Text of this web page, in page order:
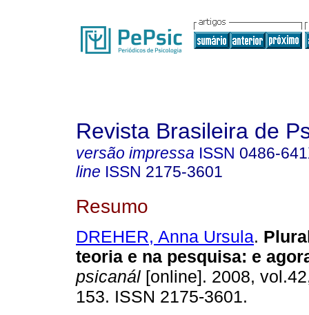
Revista Brasileira de
versão impressa ISSN 0486-
line ISSN 2175-3601
Resumo
DREHER, Anna Ursula.
teoria e na pesquisa: e
psicanál [online]. 2008,
153. ISSN 2175-3601.